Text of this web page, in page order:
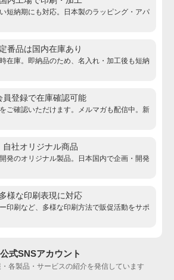
短納期にも対応。日本製のラッピング・アパ
定番品は国内在庫あり
在庫。即納品のため、名入れ・加工後も短納
員登録で在庫確認可能
ご確認いただけます。メルマガも配信中。新
自社オリジナル商品
発のオリジナル製品。日本国内で企画・開発
多様な印刷表現に対応
印刷など、多様な印刷方法で販促活動をサポ
公式SNSアカウント
各製品・サービスの紹介を発信しています